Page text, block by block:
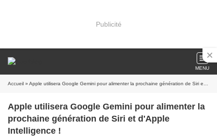
Publicité
MENU
Accueil » Apple utilisera Google Gemini pour alimenter la prochaine génération de Siri et d'Apple Intelligence !
Apple utilisera Google Gemini pour alimenter la
prochaine génération de Siri et d'Apple
Intelligence !